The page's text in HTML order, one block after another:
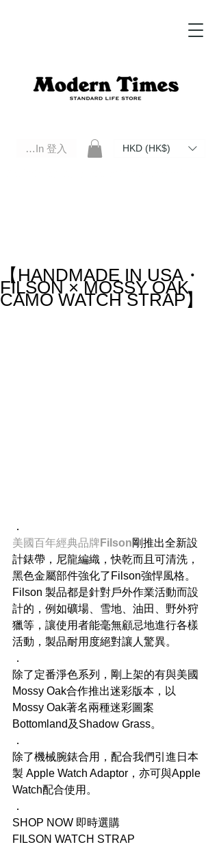
Log In 登入 HKD (HK$)
【HANDMADE IN USA・
FILSON × MOSSY OAK
CAMO WATCH STRAP】
．
美國百年經典品牌 Filson剛推出全新設
計錶帶，尼龍編織，快乾而且可清洗，
黑色金屬部件強化了Filson強悍風格。
Filson 製品都是針對戶外作業活動而設
計的，例如礦場、雪地、油田、野外狩
獵等，讓使用者能毫無顧忌地進行各樣
活動，製品耐用度絕對讓人驚異。
．
除了定番淨色系列，剛上架的有與美國
Mossy Oak合作推出迷彩版本，以
Mossy Oak著名兩種迷彩圖案
Bottomland及Shadow Grass。
．
除了機械腕錶合用，配合我們引進日本
製 Apple Watch Adaptor，亦可與Apple
Watch配合使用。
．
SHOP NOW 即時選購
FILSON WATCH STRAP